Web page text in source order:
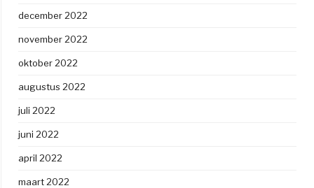
december 2022
november 2022
oktober 2022
augustus 2022
juli 2022
juni 2022
april 2022
maart 2022